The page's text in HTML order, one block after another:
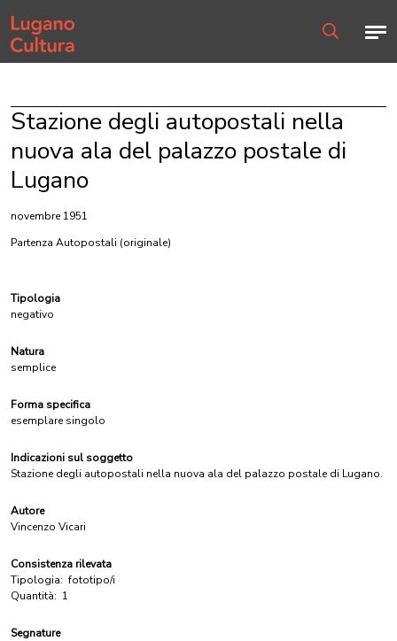
Home page
Stazione degli autopostali nella
nuova ala del palazzo postale di
Lugano
novembre 1951
Partenza Autopostali (originale)
Tipologia
negativo
Natura
semplice
Forma specifica
esemplare singolo
Indicazioni sul soggetto
Stazione degli autopostali nella nuova ala del palazzo postale di Lugano.
Autore
Vincenzo Vicari
Consistenza rilevata
Tipologia: fototipo/i
Quantità: 1
Segnature